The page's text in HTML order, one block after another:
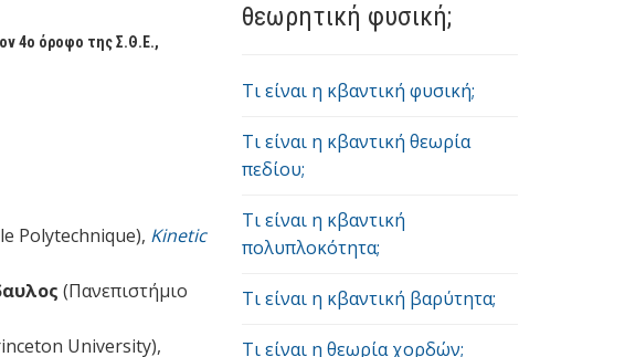
4ο όροφο της Σ.Θ.Ε.,
Polytechnique), Kinetic
(Πανεπιστήμιο
University),
θεωρητική φυσική;
Τι είναι η κβαντική φυσική;
Τι είναι η κβαντική θεωρία
πεδίου;
Τι είναι η κβαντική
πολυπλοκότητα;
Τι είναι η κβαντική βαρύτητα;
Τι είναι η θεωρία χορδών;